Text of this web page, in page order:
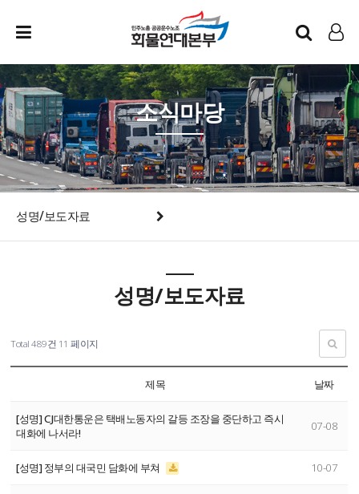
인트라넷
LOG IN
소식마당
성명/보도자료
성명/보도자료
Total 489건 11 페이지
제목 날짜
[성명] CJ대한통운은 택배노동자의 갈등 조장을 중단하고 즉시
대화에 나서라!
07-08
[성명] 정부의 대국민 담화에 부쳐 10-07